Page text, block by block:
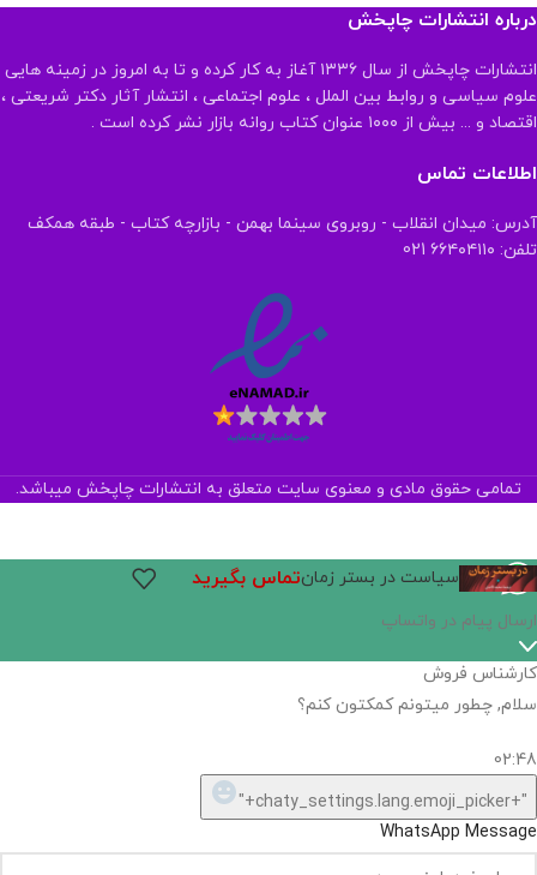
درباره انتشارات چاپخش
انتشارات چاپخش از سال ۱۳۳۶ آغاز به کار کرده و تا به امروز در زمینه هایی
علوم سیاسی و روابط بین الملل ، علوم اجتماعی ، انتشار آثار دکتر شریعتی ،
اقتصاد و ... بیش از ۱۰۰۰ عنوان کتاب روانه بازار نشر کرده است .
اطلاعات تماس
آدرس: میدان انقلاب - روبروی سینما بهمن - بازارچه کتاب - طبقه همکف
تلفن: ۶۶۴۰۴۱۱۰ 021
تمامی حقوق مادی و معنوی سایت متعلق به انتشارات چاپخش میباشد.
سیاست در بستر زمانتماس بگیرید
اگر
نیست,
شاید
بتونیم
تهیه